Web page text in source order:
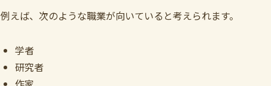
例えば、次のような職業が向いていると考えられます。
学者
研究者